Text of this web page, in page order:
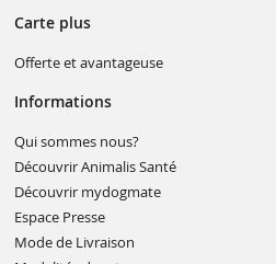
Carte plus
Offerte et avantageuse(ouvre
dans
Informations
Qui sommes nous?(ouvre
une
nouvelle
fenêtre)
Découvrir Animalis Santé(ouvre
dans
Découvrir mydogmate(ouvre
dans
Espace Presse(ouvre
dans
une
Mode de Livraison